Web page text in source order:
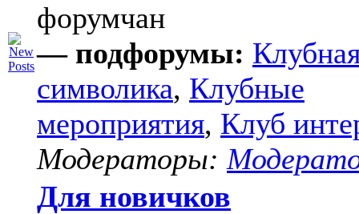
форумчан
— подфорумы:
символика, Клубные
мероприятия, Клуб
Модераторы:
Для новичков